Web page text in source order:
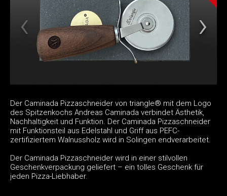
Der Caminada Pizzaschneider von triangle® mit dem Logo
des Spitzenkochs Andreas Caminada verbindet Ästhetik,
Nachhaltigkeit und Funktion. Der Caminada Pizzaschneider
mit Funktionsteil aus Edelstahl und Griff aus PEFC-
zertifiziertem Walnussholz wird in Solingen endverarbeitet.
Der Caminada Pizzaschneider wird in einer stilvollen
Geschenkverpackung geliefert – ein tolles Geschenk für
jeden Pizza-Liebhaber.